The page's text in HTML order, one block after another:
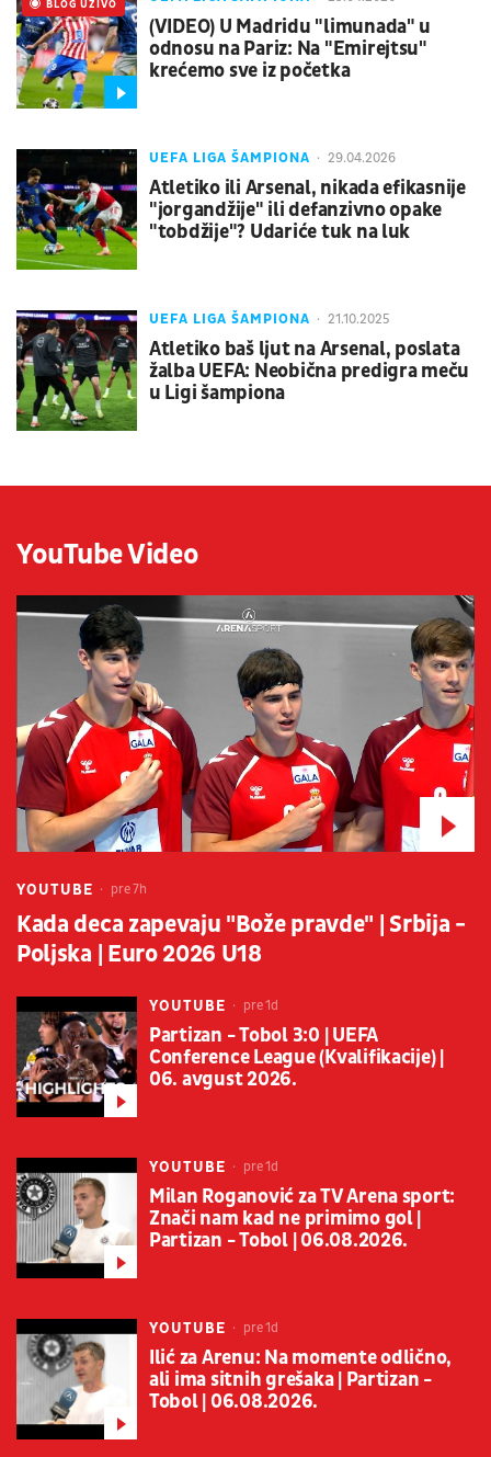
(VIDEO) U Madridu "limunada" u
odnosu na Pariz: Na "Emirejtsu"
krećemo sve iz početka
UŽIVO
BLOG UŽIVO
UEFA LIGA ŠAMPIONA 29.04.2026
Atletiko ili Arsenal, nikada efikasnije
"jorgandžije" ili defanzivno opake
"tobdžije"? Udariće tuk na luk
UEFA LIGA ŠAMPIONA 21.10.2025
Atletiko baš ljut na Arsenal, poslata
žalba UEFA: Neobična predigra meču
u Ligi šampiona
YouTube Video
YOUTUBE pre 7h
Kada deca zapevaju "Bože pravde" | Srbija -
Poljska | Euro 2026 U18
YOUTUBE pre 1d
Partizan - Tobol 3:0 | UEFA
Conference League (Kvalifikacije) |
06. avgust 2026.
YOUTUBE pre 1d
Milan Roganović za TV Arena sport:
Znači nam kad ne primimo gol |
Partizan - Tobol | 06.08.2026.
YOUTUBE pre 1d
Ilić za Arenu: Na momente odlično,
ali ima sitnih grešaka | Partizan -
Tobol | 06.08.2026.